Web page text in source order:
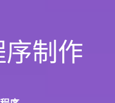
制作